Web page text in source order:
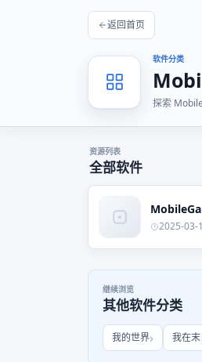
返回首页
软件分类
探索
资源列表
全部软件
2025-03-
继续浏览
其他软件分类
我的世界 我在